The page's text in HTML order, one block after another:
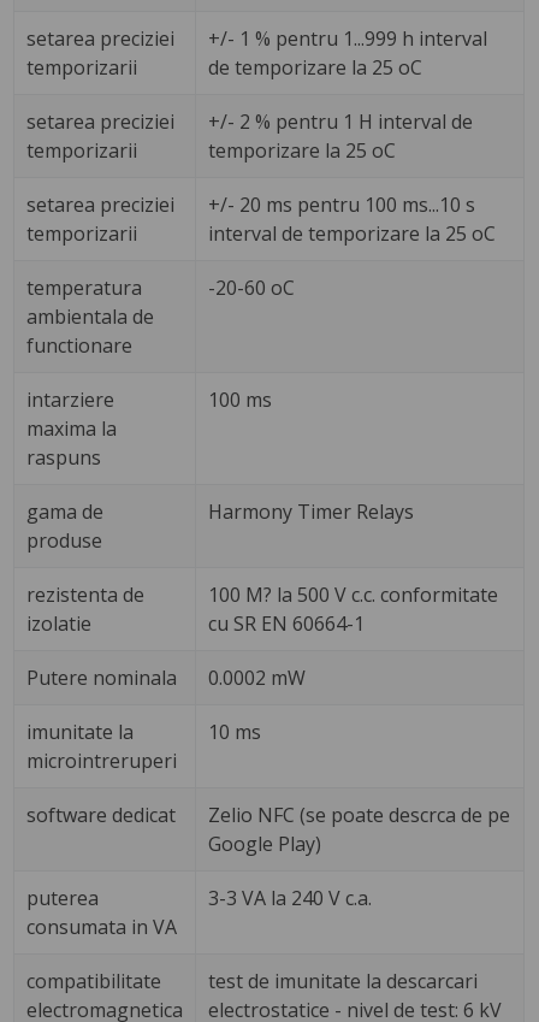
setarea preciziei
temporizarii
+/- 1 % pentru 1...999 h interval
de temporizare la 25 oC
setarea preciziei
temporizarii
+/- 2 % pentru 1 H interval de
temporizare la 25 oC
setarea preciziei
temporizarii
+/- 20 ms pentru 100 ms...10 s
interval de temporizare la 25 oC
temperatura
ambientala de
functionare
-20-60 oC
intarziere
maxima la
raspuns
100 ms
gama de
produse
Harmony Timer Relays
rezistenta de
izolatie
100 M? la 500 V c.c. conformitate
cu SR EN 60664-1
Putere nominala 0.0002 mW
imunitate la
microintreruperi
10 ms
software dedicat
Zelio NFC (se poate descrca de pe
Google Play)
puterea
consumata in VA
3-3 VA la 240 V c.a.
compatibilitate
electromagnetica
test de imunitate la descarcari
electrostatice - nivel de test: 6 kV